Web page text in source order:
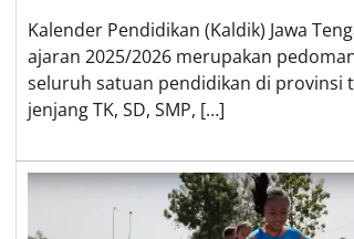
Kalender Pendidikan (Kaldik) Jawa
ajaran 2025/2026 merupakan
seluruh satuan pendidikan di provinsi
jenjang TK, SD, SMP, […]